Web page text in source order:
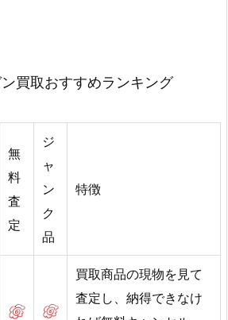
買取おすすめランキング
無
料
査
定
ジ
ャ
ン
ク
品
特徴
買取商品の現物を見て
査定し、納得できなけ